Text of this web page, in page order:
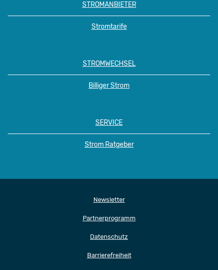
STROMANBIETER
Stromtarife
STROMWECHSEL
Billiger Strom
SERVICE
Strom Ratgeber
Newsletter
Partnerprogramm
Datenschutz
Barrierefreiheit